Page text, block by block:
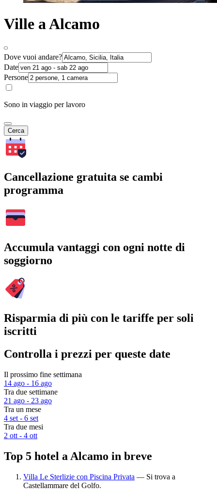
Ville a Alcamo
Dove vuoi andare?
Date
Persone
Sono in viaggio per lavoro
Cerca
Cancellazione gratuita se cambi
programma
Accumula vantaggi con ogni notte di
soggiorno
Risparmia di più con le tariffe per soli
iscritti
Controlla i prezzi per queste date
Il prossimo fine settimana
14 ago - 16 ago
Tra due settimane
21 ago - 23 ago
Tra un mese
4 set - 6 set
Tra due mesi
2 ott - 4 ott
Top 5 hotel a Alcamo in breve
Villa Le Sterlizie con Piscina Privata — Si trova a
Castellammare del Golfo.